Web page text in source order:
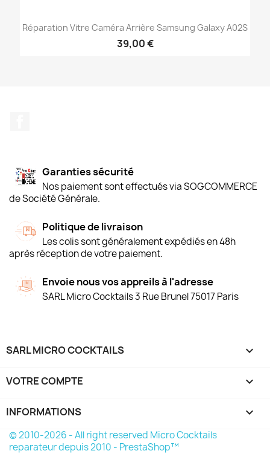
Réparation Vitre Caméra Arrière Samsung Galaxy A02S
39,00 €
Garanties sécurité
Nos paiement sont effectués via SOGCOMMERCE
de Société Générale.
Politique de livraison
Les colis sont généralement expédiés en 48h
après réception de votre paiement.
Envoie nous vos appreils à l'adresse
SARL Micro Cocktails 3 Rue Brunel 75017 Paris
SARL MICRO COCKTAILS 
VOTRE COMPTE 
INFORMATIONS keyboard_arrow_down
© 2010-2026 - All right reserved Micro Cocktails
reparateur depuis 2010 - PrestaShop™